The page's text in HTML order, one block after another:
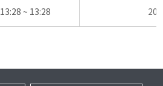
13:28 ~ 13:28